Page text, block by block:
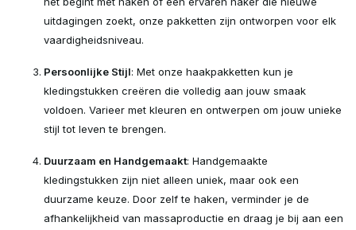
uitdagingen zoekt, onze pakketten zijn ontworpen voor elk
vaardigheidsniveau.
Persoonlijke Stijl: Met onze haakpakketten kun je
kledingstukken creëren die volledig aan jouw smaak
voldoen. Varieer met kleuren en ontwerpen om jouw unieke
stijl tot leven te brengen.
Duurzaam en Handgemaakt: Handgemaakte
kledingstukken zijn niet alleen uniek, maar ook een
duurzame keuze. Door zelf te haken, verminder je de
afhankelijkheid van massaproductie en draag je bij aan een